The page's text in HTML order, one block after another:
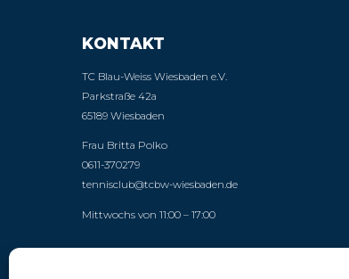
KONTAKT
TC Blau-Weiss Wiesbaden e.V.
Parkstraße 42a
65189 Wiesbaden
Frau Britta Polko
0611-370279
tennisclub@tcbw-wiesbaden.de
Mittwochs von 11:00 – 17:00